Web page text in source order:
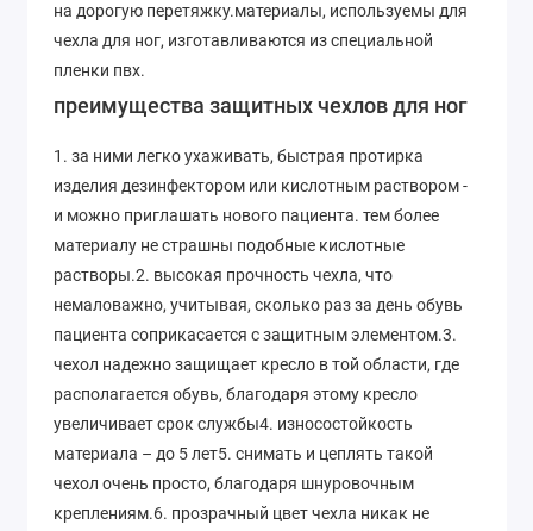
на дорогую перетяжку.материалы, используемы для
чехла для ног, изготавливаются из специальной
пленки пвх.
преимущества защитных чехлов для ног
1. за ними легко ухаживать, быстрая протирка
изделия дезинфектором или кислотным раствором -
и можно приглашать нового пациента. тем более
материалу не страшны подобные кислотные
растворы.2. высокая прочность чехла, что
немаловажно, учитывая, сколько раз за день обувь
пациента соприкасается с защитным элементом.3.
чехол надежно защищает кресло в той области, где
располагается обувь, благодаря этому кресло
увеличивает срок службы4. износостойкость
материала – до 5 лет5. снимать и цеплять такой
чехол очень просто, благодаря шнуровочным
креплениям.6. прозрачный цвет чехла никак не